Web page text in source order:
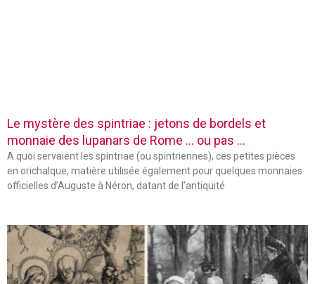
Le mystère des spintriae : jetons de bordels et
monnaie des lupanars de Rome … ou pas …
A quoi servaient les spintriae (ou spintriennes), ces petites pièces
en orichalque, matière utilisée également pour quelques monnaies
officielles d’Auguste à Néron, datant de l’antiquité